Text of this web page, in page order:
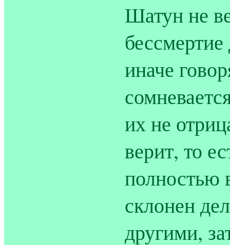
Шатун не
иначе
их не
верит, то
полностью
склонен
другими,